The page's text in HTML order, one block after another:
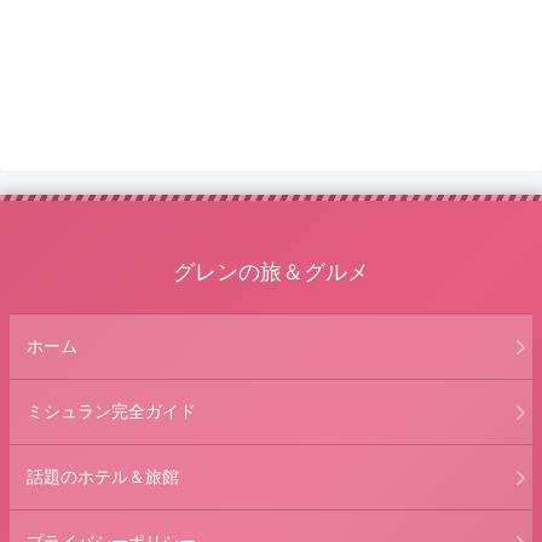
グレンの旅＆グルメ
ホーム
ミシュラン完全ガイド
話題のホテル＆旅館